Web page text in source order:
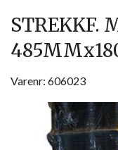
STREKKF.
Varenr: 606023